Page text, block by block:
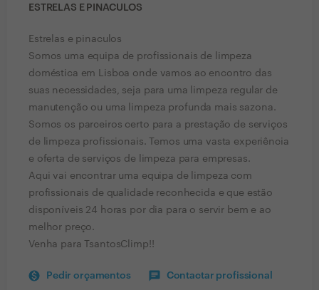
ESTRELAS E PINACULOS
Estrelas e pinaculos
Somos uma equipa de profissionais de limpeza
doméstica em Lisboa onde vamos ao encontro das
suas necessidades, seja para uma limpeza regular de
manutenção ou uma limpeza profunda mais sazona.
Somos os parceiros certo para a prestação de serviços
de limpeza profissionais. Temos uma vasta experiência
e oferta de serviços de limpeza para empresas.
Aqui vai encontrar uma equipa de limpeza com
profissionais de qualidade reconhecida e que estão
disponíveis 24 horas por dia para o servir bem e ao
melhor preço.
Venha para TsantosClimp!!
Pedir orçamentos Contactar profissional